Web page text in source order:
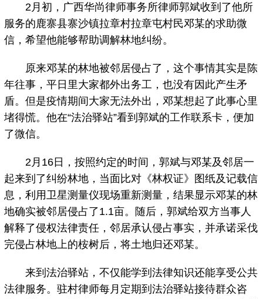
2月初，广西华尚律师事务所律师郭斌收到了他所
服务的鹿寨县寨沙镇拉章村拉章屯村民邓某的求助微
信，希望他能够帮助调解林地纠纷。
原来邓某的林地被邻居侵占了，这个事情其实是陈
年往事，平日里大家都外出务工，也没有因此产生矛
盾。但是疫情期间大家无法外出，邓某想起了此事心里
堵得慌。他在“法治驿站”看到郭斌的工作联系卡，便加
了微信。
2月16日，按照约定的时间，郭斌与邓某及邻居一
起来到了纠纷林地，当面比对《林权证》图纸及记载信
息，利用卫星测量仪现场重新测量，结果显示邓某的林
地确实被邻居侵占了1.1亩。随后，郭斌给双方当事人
解释了侵权法律责任，邻居承认侵占事实，并承诺采伐
完侵占林地上的桉树后，将土地归还邓某。
来到法治驿站，不仅能学到法律知识还能享受公共
法律服务。驻村律师每月定期到法治驿站接待群众咨